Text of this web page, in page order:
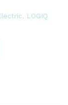
, LOGIQ